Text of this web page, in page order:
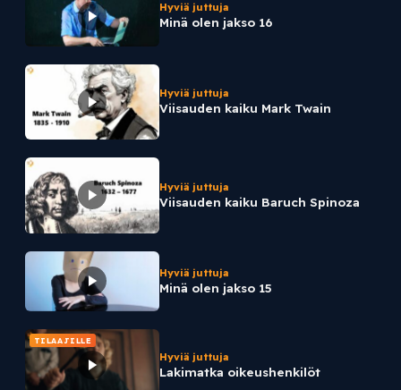
Hyviä juttuja
Minä olen jakso 16
Hyviä juttuja
Viisauden kaiku Mark Twain
Hyviä juttuja
Viisauden kaiku Baruch Spinoza
Hyviä juttuja
Minä olen jakso 15
TILAAJILLE
Hyviä juttuja
Lakimatka oikeushenkilöt